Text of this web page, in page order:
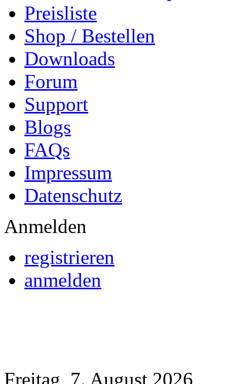
Preisliste
Shop / Bestellen
Downloads
Forum
Support
Blogs
FAQs
Impressum
Datenschutz
Anmelden
registrieren
anmelden
Freitag, 7. August 2026